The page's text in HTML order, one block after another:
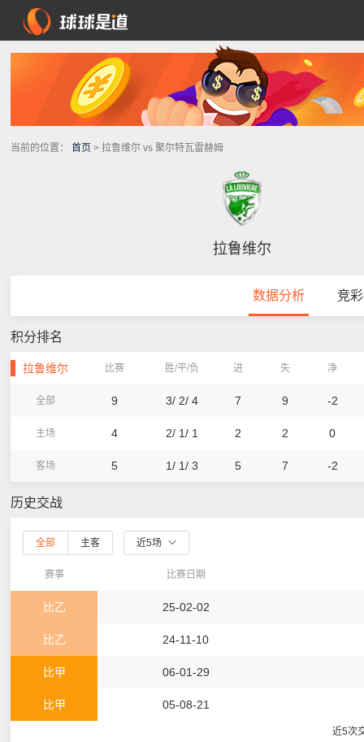
当前的位置： 首页 > 拉鲁维尔 vs 聚尔特瓦雷赫姆
拉鲁维尔
数据分析 竞
积分排名
拉鲁维尔 比赛 胜/平/负 进 失 净
全部 9 3/ 2/ 4 7 9 -2
主场 4 2/ 1/ 1 2 2 0
客场 5 1/ 1/ 3 5 7 -2
历史交战
全部 主客 近5场
赛事 比赛日期
比乙 25-02-02
比乙 24-11-10
比甲 06-01-29
比甲 05-08-21
近5次